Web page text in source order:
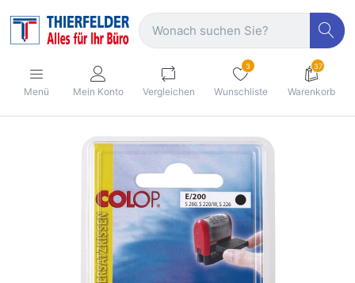
Menü Mein Konto Vergleichen
3
Wunschliste
37
Warenkorb